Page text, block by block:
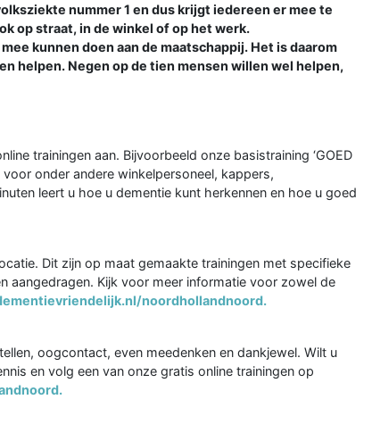
nummer 1 en dus krijgt iedereen er mee te
op straat, in de winkel of op het werk.
kunnen doen aan de maatschappij. Het is daarom
helpen. Negen op de tien mensen willen wel helpen,
trainingen aan. Bijvoorbeeld onze basistraining ‘GOED
onder andere winkelpersoneel, kappers,
leert u hoe u dementie kunt herkennen en hoe u goed
Dit zijn op maat gemaakte trainingen met specifieke
aangedragen. Kijk voor meer informatie voor zowel de
noordhollandnoord.
oogcontact, even meedenken en dankjewel. Wilt u
en volg een van onze gratis online trainingen op